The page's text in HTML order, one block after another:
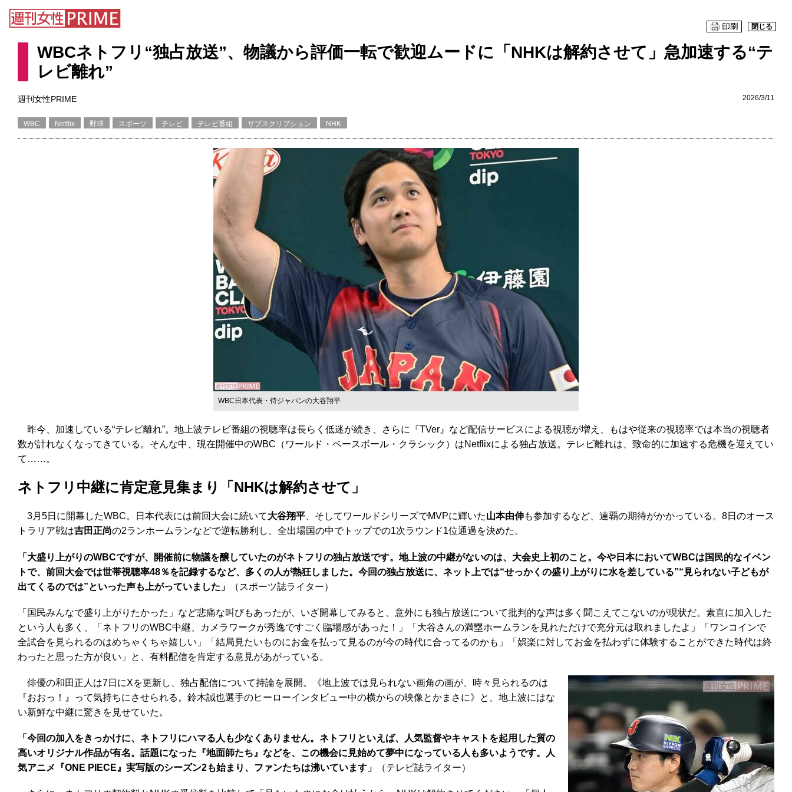
閉じる
WBCネトフリ“独占放送”、物議から評価一転で歓迎ムードに「NHKは解約させて」急加速する“テ
レビ離れ”
週刊女性PRIME 2026/3/11
WBC Netflix 野球 スポーツ テレビ テレビ番組 サブスクリプション NHK
WBC日本代表・侍ジャパンの大谷翔平
昨今、加速している“テレビ離れ”。地上波テレビ番組の視聴率は長らく低迷が続き、さらに『TVer』など配信サービスによる視聴が増え、もはや従来の視聴率では本当の視聴者
数が計れなくなってきている。そんな中、現在開催中のWBC（ワールド・ベースボール・クラシック）はNetflixによる独占放送。テレビ離れは、致命的に加速する危機を迎えてい
て……。
ネトフリ中継に肯定意見集まり「NHKは解約させて」
3月5日に開幕したWBC。日本代表には前回大会に続いて大谷翔平 、そしてワールドシリーズでMVPに輝いた山本由伸も参加するなど、連覇の期待がかかっている。8日のオース
トラリア戦は吉田正尚の2ランホームランなどで逆転勝利し、全出場国の中でトップでの1次ラウンド1位通過を決めた。
「大盛り上がりのWBCですが、開催前に物議を醸していたのがネトフリの独占放送です。地上波の中継がないのは、大会史上初のこと。今や日本においてWBCは国民的なイベン
トで、前回大会では世帯視聴率48％を記録するなど、多くの人が熱狂しました。今回の独占放送に、ネット上では“せっかくの盛り上がりに水を差している”“見られない子どもが
出てくるのでは”といった声も上がっていました」
（スポーツ誌ライター）
「国民みんなで盛り上がりたかった」など悲痛な叫びもあったが、いざ開幕してみると、意外にも独占放送について批判的な声は多く聞こえてこないのが現状だ。素直に加入した
という人も多く、「ネトフリのWBC中継、カメラワークが秀逸ですごく臨場感があった！」「大谷さんの満塁ホームランを見れただけで充分元は取れましたよ」「ワンコインで
全試合を見られるのはめちゃくちゃ嬉しい」「結局見たいものにお金を払って見るのが今の時代に合ってるのかも」「娯楽に対してお金を払わずに体験することができた時代は終
わったと思った方が良い」と、有料配信を肯定する意見があがっている。
俳優の和田正人は7日にXを更新し、独占配信について持論を展開。《地上波では見られない画角の画が、時々見られるのは
『おおっ！』って気持ちにさせられる。鈴木誠也選手のヒーローインタビュー中の横からの映像とかまさに》と、地上波にはな
い新鮮な中継に驚きを見せていた。
「今回の加入をきっかけに、ネトフリにハマる人も少なくありません。ネトフリといえば、人気監督やキャストを起用した質の
高いオリジナル作品が有名。話題になった『地面師たち』などを、この機会に見始めて夢中になっている人も多いようです。人
気アニメ『ONE PIECE』実写版のシーズン2も始まり、ファンたちは沸いています」
（テレビ誌ライター）